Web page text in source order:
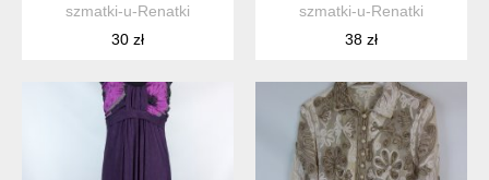
szmatki-u-Renatki
30 zł
szmatki-u-Renatki
38 zł